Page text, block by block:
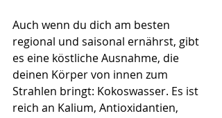
Auch wenn du dich am besten
regional und saisonal ernährst, gibt
es eine köstliche Ausnahme, die
deinen Körper von innen zum
Strahlen bringt: Kokoswasser. Es ist
reich an Kalium, Antioxidantien,